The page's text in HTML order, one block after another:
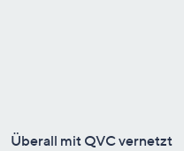
Überall mit QVC vernetzt